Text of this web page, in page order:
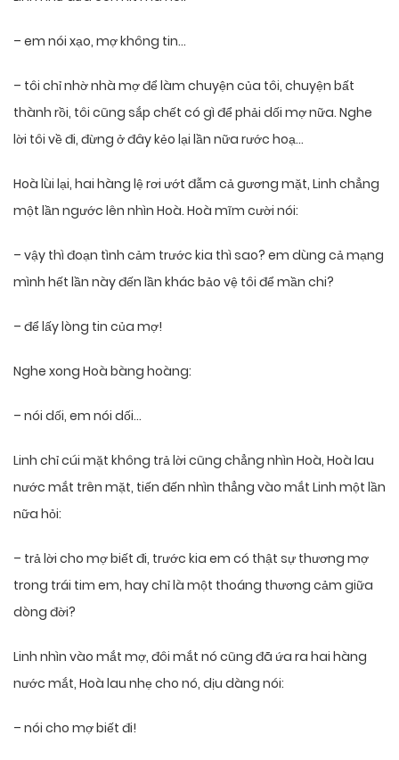
– em nói xạo, mợ không tin…
– tôi chỉ nhờ nhà mợ để làm chuyện của tôi, chuyện bất
thành rồi, tôi cũng sắp chết có gì để phải dối mợ nữa. Nghe
lời tôi về đi, đừng ở đây kẻo lại lần nữa rước hoạ…
Hoà lùi lại, hai hàng lệ rơi ướt đẫm cả gương mặt, Linh chẳng
một lần ngước lên nhìn Hoà. Hoà mĩm cười nói:
– vậy thì đoạn tình cảm trước kia thì sao? em dùng cả mạng
mình hết lần này đến lần khác bảo vệ tôi để mần chi?
– để lấy lòng tin của mợ!
Nghe xong Hoà bàng hoàng:
– nói dối, em nói dối…
Linh chỉ cúi mặt không trả lời cũng chẳng nhìn Hoà, Hoà lau
nước mắt trên mặt, tiến đến nhìn thẳng vào mắt Linh một lần
nữa hỏi:
– trả lời cho mợ biết đi, trước kia em có thật sự thương mợ
trong trái tim em, hay chỉ là một thoáng thương cảm giữa
dòng đời?
Linh nhìn vào mắt mợ, đôi mắt nó cũng đã ứa ra hai hàng
nước mắt, Hoà lau nhẹ cho nó, dịu dàng nói:
– nói cho mợ biết đi!